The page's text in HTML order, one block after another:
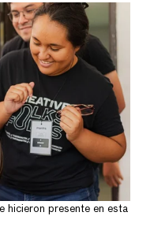
hicieron presente en esta